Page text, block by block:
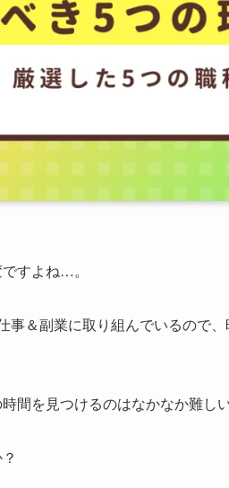
すよね…。
＆副業に取り組んでいるので
間を見つけるのはなかなか難しい